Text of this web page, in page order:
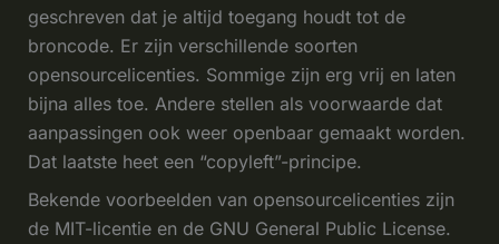
geschreven dat je altijd toegang houdt tot de
broncode. Er zijn verschillende soorten
opensourcelicenties. Sommige zijn erg vrij en laten
bijna alles toe. Andere stellen als voorwaarde dat
aanpassingen ook weer openbaar gemaakt worden.
Dat laatste heet een “copyleft”-principe.
Bekende voorbeelden van opensourcelicenties zijn
de MIT-licentie en de GNU General Public License.